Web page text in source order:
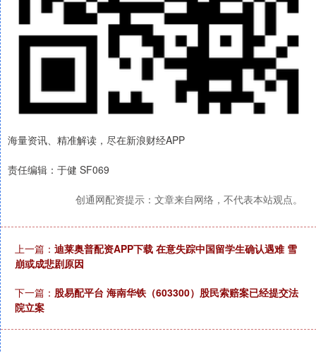
海量资讯、精准解读，尽在新浪财经APP
责任编辑：于健 SF069
创通网配资提示：文章来自网络，不代表本站观点。
上一篇： 迪莱奥普配资APP下载 在意失踪中国留学生确认遇难 雪
崩或成悲剧原因
下一篇： 股易配平台 海南华铁（603300）股民索赔案已经提交法
院立案